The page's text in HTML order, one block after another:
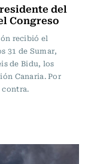
del
Congreso
recibió el
31 de Sumar,
de Bidu, los
Canaria. Por
contra.